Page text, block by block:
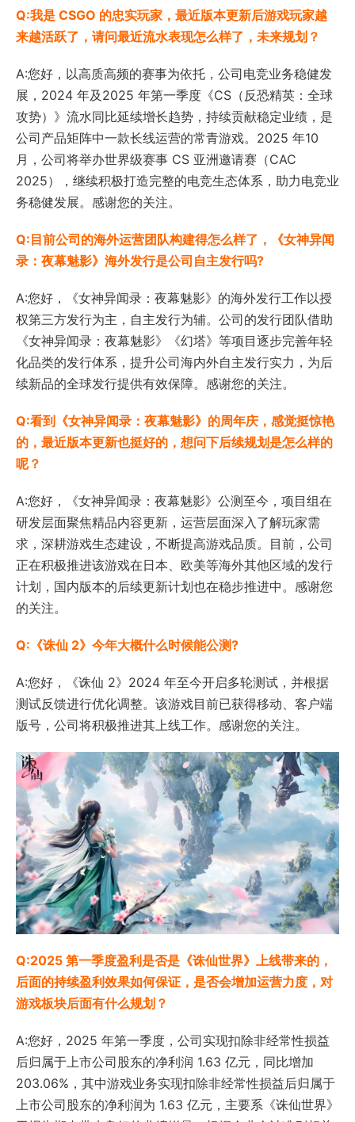
Q:我是 CSGO 的忠实玩家，最近版本更新后游戏玩家越
来越活跃了，请问最近流水表现怎么样了，未来规划？
A:您好，以高质高频的赛事为依托，公司电竞业务稳健发
展，2024 年及2025 年第一季度《CS（反恐精英：全球
攻势）》流水同比延续增长趋势，持续贡献稳定业绩，是
公司产品矩阵中一款长线运营的常青游戏。2025 年10
月，公司将举办世界级赛事 CS 亚洲邀请赛（CAC
2025），继续积极打造完整的电竞生态体系，助力电竞业
务稳健发展。感谢您的关注。
Q:目前公司的海外运营团队构建得怎么样了，《女神异闻
录：夜幕魅影》海外发行是公司自主发行吗?
A:您好，《女神异闻录：夜幕魅影》的海外发行工作以授
权第三方发行为主，自主发行为辅。公司的发行团队借助
《女神异闻录：夜幕魅影》《幻塔》等项目逐步完善年轻
化品类的发行体系，提升公司海内外自主发行实力，为后
续新品的全球发行提供有效保障。感谢您的关注。
Q:看到《女神异闻录：夜幕魅影》的周年庆，感觉挺惊艳
的，最近版本更新也挺好的，想问下后续规划是怎么样的
呢？
A:您好，《女神异闻录：夜幕魅影》公测至今，项目组在
研发层面聚焦精品内容更新，运营层面深入了解玩家需
求，深耕游戏生态建设，不断提高游戏品质。目前，公司
正在积极推进该游戏在日本、欧美等海外其他区域的发行
计划，国内版本的后续更新计划也在稳步推进中。感谢您
的关注。
Q:《诛仙 2》今年大概什么时候能公测?
A:您好，《诛仙 2》2024 年至今开启多轮测试，并根据
测试反馈进行优化调整。该游戏目前已获得移动、客户端
版号，公司将积极推进其上线工作。感谢您的关注。
Q:2025 第一季度盈利是否是《诛仙世界》上线带来的，
后面的持续盈利效果如何保证，是否会增加运营力度，对
游戏板块后面有什么规划？
A:您好，2025 年第一季度，公司实现扣除非经常性损益
后归属于上市公司股东的净利润 1.63 亿元，同比增加
203.06%，其中游戏业务实现扣除非经常性损益后归属于
上市公司股东的净利润为 1.63 亿元，主要系《诛仙世界》